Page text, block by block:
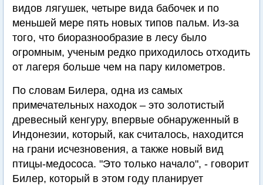
видов лягушек, четыре вида бабочек и по
меньшей мере пять новых типов пальм. Из-за
того, что биоразнообразие в лесу было
огромным, ученым редко приходилось отходить
от лагеря больше чем на пару километров.
По словам Билера, одна из самых
примечательных находок – это золотистый
древесный кенгуру, впервые обнаруженный в
Индонезии, который, как считалось, находится
на грани исчезновения, а также новый вид
птицы-медососа. "Это только начало", - говорит
Билер, который в этом году планирует